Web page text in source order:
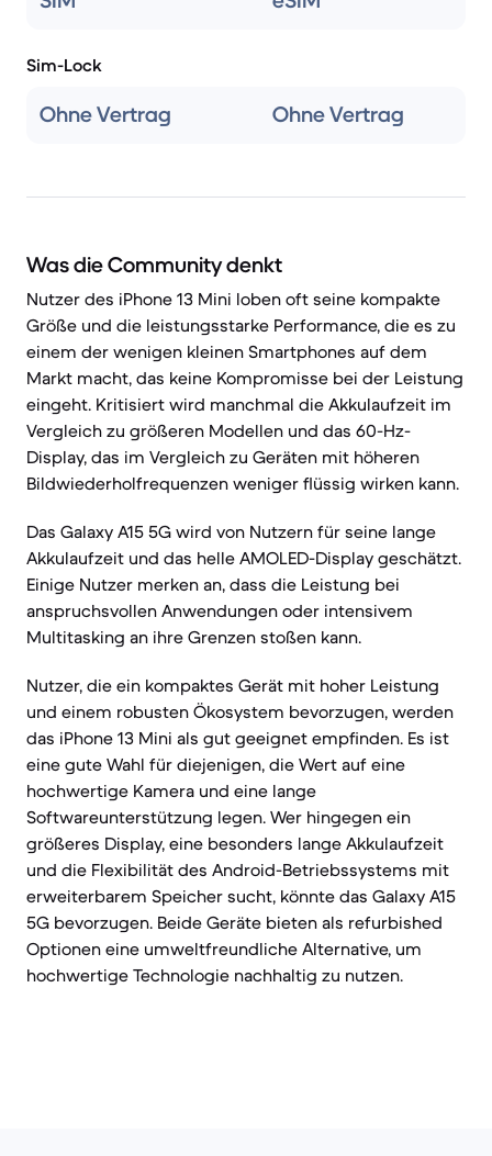
Sim-Lock
Ohne Vertrag Ohne Vertrag
Was die Community denkt
Nutzer des iPhone 13 Mini loben oft seine kompakte
Größe und die leistungsstarke Performance, die es zu
einem der wenigen kleinen Smartphones auf dem
Markt macht, das keine Kompromisse bei der Leistung
eingeht. Kritisiert wird manchmal die Akkulaufzeit im
Vergleich zu größeren Modellen und das 60-Hz-
Display, das im Vergleich zu Geräten mit höheren
Bildwiederholfrequenzen weniger flüssig wirken kann.
Das Galaxy A15 5G wird von Nutzern für seine lange
Akkulaufzeit und das helle AMOLED-Display geschätzt.
Einige Nutzer merken an, dass die Leistung bei
anspruchsvollen Anwendungen oder intensivem
Multitasking an ihre Grenzen stoßen kann.
Nutzer, die ein kompaktes Gerät mit hoher Leistung
und einem robusten Ökosystem bevorzugen, werden
das iPhone 13 Mini als gut geeignet empfinden. Es ist
eine gute Wahl für diejenigen, die Wert auf eine
hochwertige Kamera und eine lange
Softwareunterstützung legen. Wer hingegen ein
größeres Display, eine besonders lange Akkulaufzeit
und die Flexibilität des Android-Betriebssystems mit
erweiterbarem Speicher sucht, könnte das Galaxy A15
5G bevorzugen. Beide Geräte bieten als refurbished
Optionen eine umweltfreundliche Alternative, um
hochwertige Technologie nachhaltig zu nutzen.